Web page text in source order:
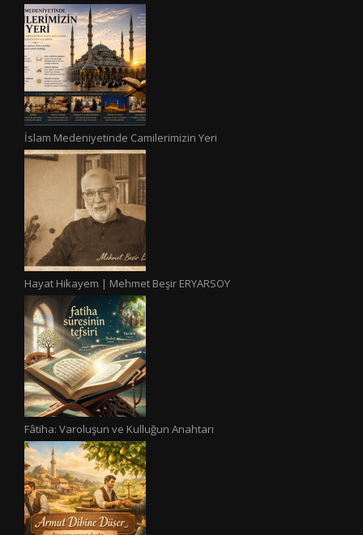
İslam Medeniyetinde Camilerimizin Yeri
Hayat Hikayem | Mehmet Beşir ERYARSOY
Fâtiha: Varoluşun ve Kulluğun Anahtarı